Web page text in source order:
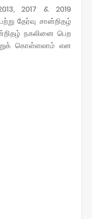
2017 & 2019
தேர்வு சான்றிதழ்
நகலினை பெற
கொள்ளலாம் என